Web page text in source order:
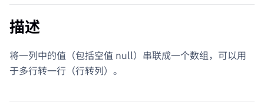
描述
将一列中的值（包括空值 null）串联成一个数组，可以用
于多行转一行（行转列）。